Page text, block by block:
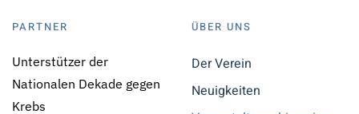
PARTNER
Unterstützer der
Nationalen Dekade gegen
Krebs
ÜBER UNS
Der Verein
Neuigkeiten